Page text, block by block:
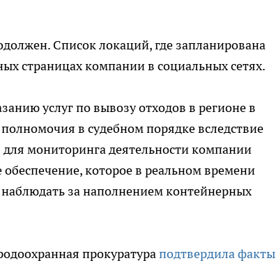
Список локаций, где запланирована
страницах компании в социальных сетях.
услуг по вывозу отходов в регионе в
в судебном порядке вследствие
мониторинга деятельности компании
которое в реальном времени
за наполнением контейнерных
прокуратураподтвердила факты